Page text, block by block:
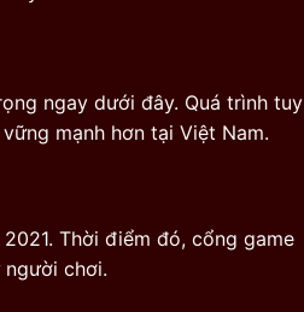
ngay dưới đây. Quá trình tuy
mạnh hơn tại Việt Nam.
Thời điểm đó, cổng game
chơi.